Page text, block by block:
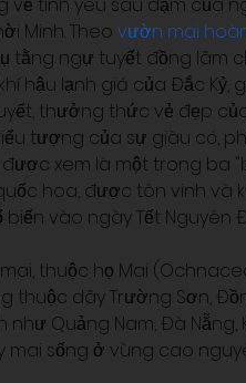
về tình yêu sâu đậm của
Minh. Theo vườn mai
tằng ngự tuyết đồng lãm
hậu lạnh giá của Đắc Kỷ,
thưởng thức vẻ đẹp
tượng của sự giàu có,
được xem là một trong ba
hoa, được tôn vinh và
biến vào ngày Tết Nguyên
thuộc họ Mai
thuộc dãy Trường Sơn,
Quảng Nam, Đà Nẵng,
mai sống ở vùng cao